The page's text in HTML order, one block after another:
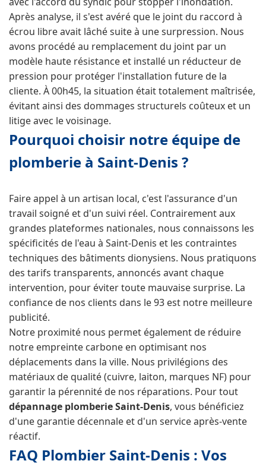
Après analyse, il s'est avéré que le joint du raccord à
écrou libre avait lâché suite à une surpression. Nous
avons procédé au remplacement du joint par un
modèle haute résistance et installé un réducteur de
pression pour protéger l'installation future de la
cliente. À 00h45, la situation était totalement maîtrisée,
évitant ainsi des dommages structurels coûteux et un
litige avec le voisinage.
Pourquoi choisir notre équipe de
plomberie à Saint-Denis ?
Faire appel à un artisan local, c'est l'assurance d'un
travail soigné et d'un suivi réel. Contrairement aux
grandes plateformes nationales, nous connaissons les
spécificités de l'eau à Saint-Denis et les contraintes
techniques des bâtiments dionysiens. Nous pratiquons
des tarifs transparents, annoncés avant chaque
intervention, pour éviter toute mauvaise surprise. La
confiance de nos clients dans le 93 est notre meilleure
publicité.
Notre proximité nous permet également de réduire
notre empreinte carbone en optimisant nos
déplacements dans la ville. Nous privilégions des
matériaux de qualité (cuivre, laiton, marques NF) pour
garantir la pérennité de nos réparations. Pour tout
dépannage plomberie Saint-Denis, vous bénéficiez
d'une garantie décennale et d'un service après-vente
réactif.
FAQ Plombier Saint-Denis : Vos